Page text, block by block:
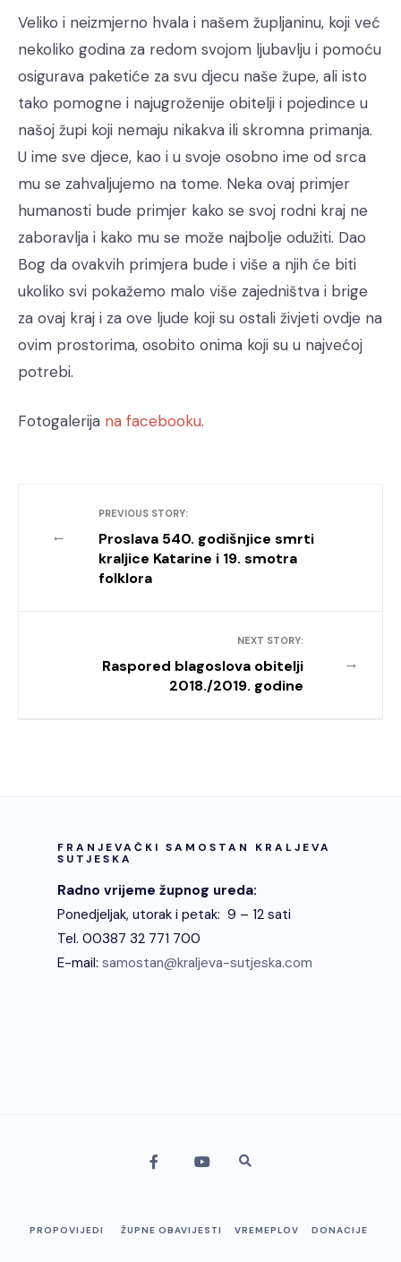
Veliko i neizmjerno hvala i našem župljaninu, koji već
nekoliko godina za redom svojom ljubavlju i pomoću
osigurava paketiće za svu djecu naše župe, ali isto
tako pomogne i najugroženije obitelji i pojedince u
našoj župi koji nemaju nikakva ili skromna primanja.
U ime sve djece, kao i u svoje osobno ime od srca
mu se zahvaljujemo na tome. Neka ovaj primjer
humanosti bude primjer kako se svoj rodni kraj ne
zaboravlja i kako mu se može najbolje odužiti. Dao
Bog da ovakvih primjera bude i više a njih će biti
ukoliko svi pokažemo malo više zajedništva i brige
za ovaj kraj i za ove ljude koji su ostali živjeti ovdje na
ovim prostorima, osobito onima koji su u najvećoj
potrebi.
Fotogalerija na facebooku.
←
PREVIOUS STORY:
Proslava 540. godišnjice smrti
kraljice Katarine i 19. smotra
folklora
→
NEXT STORY:
Raspored blagoslova obitelji
2018./2019. godine
FRANJEVAČKI SAMOSTAN KRALJEVA
SUTJESKA
Radno vrijeme župnog ureda:
Ponedjeljak, utorak i petak: 9 – 12 sati
Tel. 00387 32 771 700
E-mail: samostan@kraljeva-sutjeska.com
PROPOVIJEDI ŽUPNE OBAVIJESTI VREMEPLOV DONACIJE